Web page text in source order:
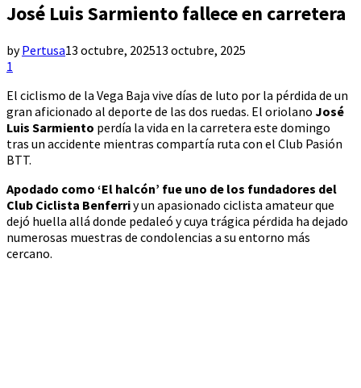
José Luis Sarmiento fallece en carretera
byPertusa13 octubre, 202513 octubre, 2025
1
El ciclismo de la Vega Baja vive días de luto por la pérdida de un
gran aficionado al deporte de las dos ruedas. El oriolano José
Luis Sarmiento perdía la vida en la carretera este domingo
tras un accidente mientras compartía ruta con el Club Pasión
BTT.
Apodado como ‘El halcón’ fue uno de los fundadores del
Club Ciclista Benferriy un apasionado ciclista amateur que
dejó huella allá donde pedaleó y cuya trágica pérdida ha dejado
numerosas muestras de condolencias a su entorno más
cercano.